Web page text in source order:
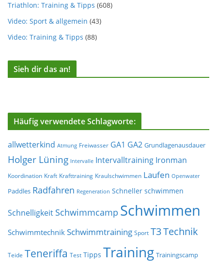
Triathlon: Training & Tipps (608)
Video: Sport & allgemein (43)
Video: Training & Tipps (88)
Sieh dir das an!
Häufig verwendete Schlagworte:
allwetterkind Atmung Freiwasser GA1 GA2 Grundlagenausdauer
Holger Lüning Intervalle Intervalltraining Ironman
Koordination Kraft Krafttraining Kraulschwimmen Laufen Openwater
Paddles Radfahren Regeneration Schneller schwimmen
Schnelligkeit Schwimmcamp Schwimmen
Schwimmtechnik Schwimmtraining Sport T3Technik
Teide Teneriffa Test Tipps Training Trainingscamp